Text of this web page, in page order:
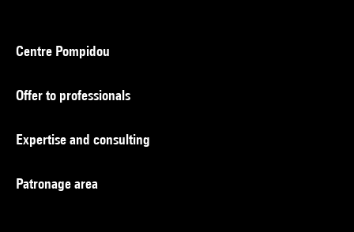
Centre Pompidou
Offer to professionals
Expertise and consulting
Patronage area